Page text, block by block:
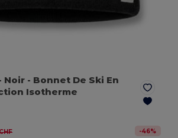
Noir - Bonnet De Ski En
Isotherme
-46%